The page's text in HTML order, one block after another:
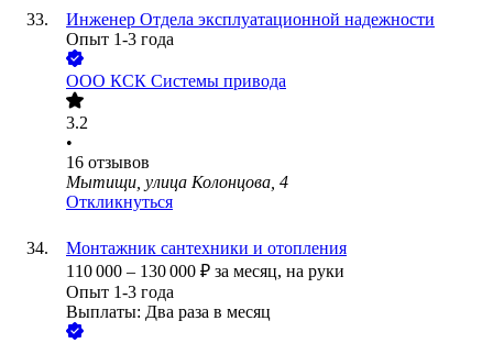
Инженер Отдела эксплуатационной надежности
Опыт 1-3 года
ООО КСК Системы привода
3.2
•
16 отзывов
Мытищи, улица Колонцова, 4
Откликнуться
Монтажник сантехники и отопления
110 000 – 130 000 ₽ за месяц, на руки
Опыт 1-3 года
Выплаты: Два раза в месяц